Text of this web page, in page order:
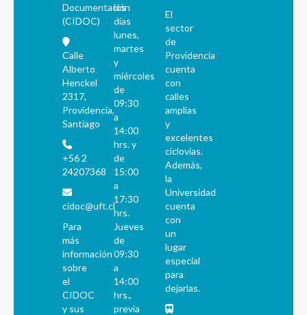
Documentación
(CIDOC)
Calle
Alberto
Henckel
2317,
Providencia,
Santiago
+56 2
24207368
cidoc@uft.cl
Para
más
información
sobre
el
CIDOC
y sus
los
días
lunes,
martes
y
miércoles
de
09:30
a
14:00
hrs. y
de
15:00
a
17:30
hrs.
Jueves
de
09:30
a
14:00
hrs.,
previa
El
sector
de
Providencia
cuenta
con
calles
amplias
y
excelentes
ciclovías.
Además,
la
Universidad
cuenta
con
un
lugar
especial
para
dejarlas.